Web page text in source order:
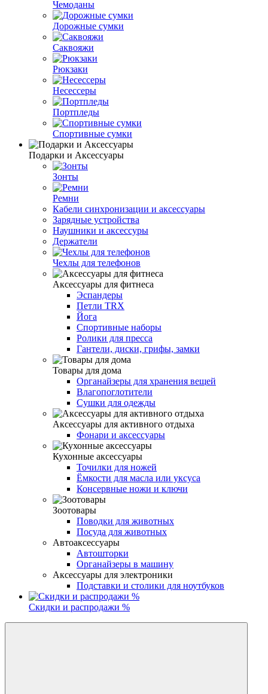
Чемоданы
Дорожные сумки
Саквояжи
Рюкзаки
Несессеры
Портпледы
Спортивные сумки
Подарки и Аксессуары
Зонты
Ремни
Кабели синхронизации и аксессуары
Зарядные устройства
Наушники и аксессуры
Держатели
Чехлы для телефонов
Аксессуары для фитнеса
Эспандеры
Петли TRX
Йога
Спортивные наборы
Ролики для пресса
Гантели, диски, грифы, замки
Товары для дома
Органайзеры для хранения вещей
Влагопоглотители
Сушки для одежды
Аксессуары для активного отдыха
Фонари и аксессуары
Кухонные аксессуары
Точилки для ножей
Ёмкости для масла или уксуса
Консервные ножи и ключи
Зоотовары
Поводки для животных
Посуда для животных
Автоаксессуары
Автошторки
Органайзеры в машину
Аксессуары для электроники
Подставки и столики для ноутбуков
Скидки и распродажи %